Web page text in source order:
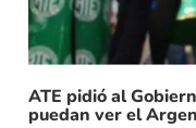
ATE pidió al
puedan ver el